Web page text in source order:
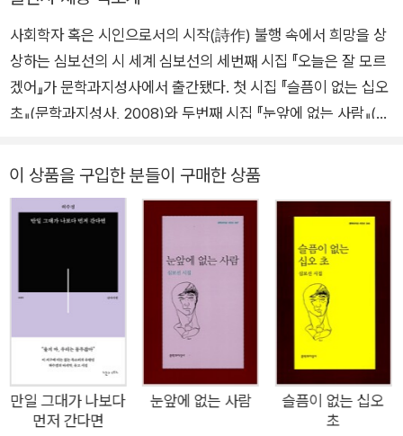
사회학자 혹은 시인으로서의 시작(詩作) 불행 속에서 희망을 상
상하는 심보선의 시 세계 심보선의 세번째 시집 『오늘은 잘 모르
겠어』가 문학과지성사에서 출간됐다. 첫 시집 『슬픔이 없는 십오
초』(문학과지성사, 2008)와 두번째 시집 『눈앞에 없는 사람』(문
인이 6년 만에 묶은 새 시집이다. 평론가의 해설을 덧붙이는 대신
로 붙은 이 산문은 『오늘은 잘 모르겠어』을 탐닉하는 심보선의 독
자들에게 독특한 재미를 더해줄 것이다. 사회학자이자 시인인 심
보선은 불행한 현실을 부정하지 않으면서, 동시에 그 안에서 긍정
적 결말을 끌어낼 수 있는 언어를 풀어놓는다. 끊이지 않는 삶의
슬픔과 고통, 어둠이 파노라마처럼 이어지는 가운데 심보선은 슬
픔 사이 찰나의 순간, 눈앞에 없는 것들의 존재를 포착해낸다. 세
상은 고통과 슬픔의 연속이지만, 그럼에도 불구하고, 아직 끝나지
않았기에 모습을 드러내지 않은 희망이 남아 있기에 삶이 그저 슬
픔으로 끝나지 않도록 또 다른 가능성을 제안하는 셈이다. 새로운
이 상품을 구입한 분들이 구매한 상품
만일 그대가 나보다
먼저 간다면
눈앞에 없는 사람
슬픔이 없는 십오
초